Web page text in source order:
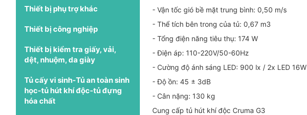
Thiết bị phụ trợ khác
Thiết bị công nghiệp
Thiết bị kiểm tra giấy, vải,
dệt, nhuộm, da giày
Tủ cấy vi sinh-Tủ an toàn sinh
học-tủ hút khí độc-tủ đựng
hóa chất
- Vận tốc gió bề mặt trung bình: 0,50 m/s
- Thể tích bên trong của tủ: 0,67 m3
- Tổng điện năng tiêu thụ: 174 W
- Điện áp: 110-220V/50-60Hz
- Cường độ ánh sáng LED: 900 lx / 2x LED 16W
- Độ ồn: 45 ± 3dB
- Cân nặng: 130 kg
Cung cấp tủ hút khí độc Cruma G3